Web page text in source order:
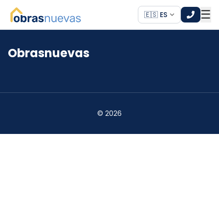
🇪🇸 ES ☰
*
Obrasnuevas
© 2026